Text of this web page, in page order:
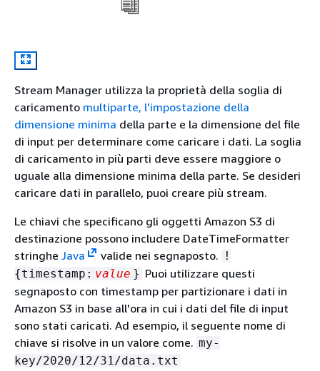
Stream Manager utilizza la proprietà della soglia di
caricamento multiparte, l'impostazione della
dimensione minima della parte e la dimensione del file
di input per determinare come caricare i dati. La soglia
di caricamento in più parti deve essere maggiore o
uguale alla dimensione minima della parte. Se desideri
caricare dati in parallelo, puoi creare più stream.
Le chiavi che specificano gli oggetti Amazon S3 di
destinazione possono includere DateTimeFormatter
stringhe Java valide nei segnaposto.
!
{timestamp: value } Puoi utilizzare questi
segnaposto con timestamp per partizionare i dati in
Amazon S3 in base all'ora in cui i dati del file di input
sono stati caricati. Ad esempio, il seguente nome di
chiave si risolve in un valore come. my-
key/2020/12/31/data.txt